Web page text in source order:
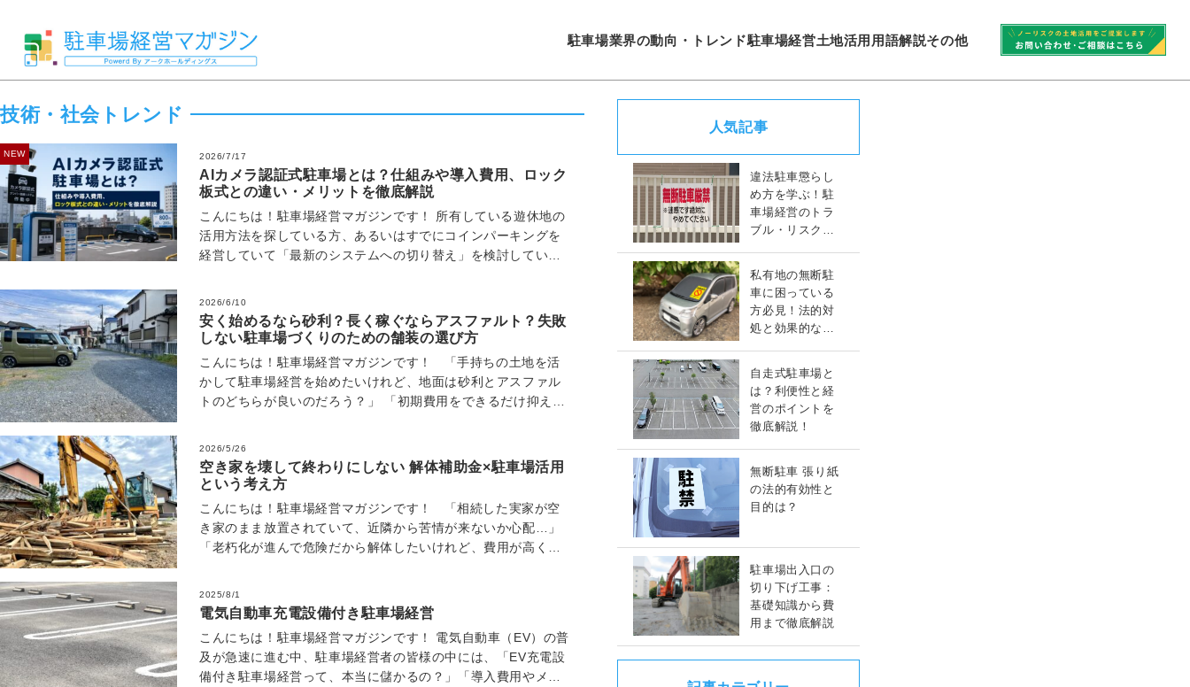
駐車場業界の動向・トレンド駐車場経営土地活用 用語解説その他
技術・社会トレンド
NEW 2026/7/17
AIカメラ認証式駐車場とは？仕組みや導入費用、ロック
板式との違い・メリットを徹底解説
こんにちは！駐車場経営マガジンです！ 所有している遊休地の
活用方法を探している方、あるいはすでにコインパーキングを
経営していて「最新のシステムへの切り替え」を検討している
2026/6/10
安く始めるなら砂利？長く稼ぐならアスファルト？失敗
しない駐車場づくりのための舗装の選び方
こんにちは！駐車場経営マガジンです！ 「手持ちの土地を活
かして駐車場経営を始めたいけれど、地面は砂利とアスファル
トのどちらが良いのだろう？」 「初期費用をできるだけ抑えた
2026/5/26
空き家を壊して終わりにしない 解体補助金×駐車場活用
という考え方
こんにちは！駐車場経営マガジンです！ 「相続した実家が空
き家のまま放置されていて、近隣から苦情が来ないか心配…」
「老朽化が進んで危険だから解体したいけれど、費用が高くて
2025/8/1
電気自動車充電設備付き駐車場経営
こんにちは！駐車場経営マガジンです！ 電気自動車（EV）の普
及が急速に進む中、駐車場経営者の皆様の中には、「EV充電設
備付き駐車場経営って、本当に儲かるの？」「導入費用やメ
人気記事
違法駐車懲らし
め方を学ぶ！駐
車場経営のトラ
ブル・リスク対
私有地の無断駐
車に困っている
方必見！法的対
処と効果的な対
自走式駐車場と
は？利便性と経
営のポイントを
徹底解説！
無断駐車 張り紙
の法的有効性と
目的は？
駐車場出入口の
切り下げ工事：
基礎知識から費
用まで徹底解説